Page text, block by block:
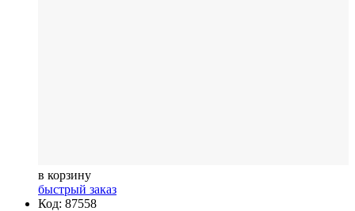
в корзину
быстрый заказ
Код: 87558